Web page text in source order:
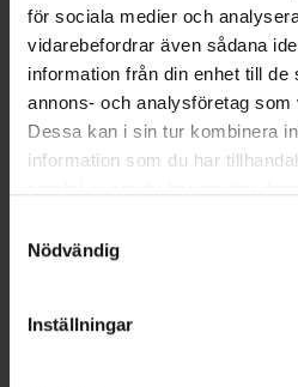
för sociala medier och
vidarebefordrar även sådana
information från din enhet till de
annons- och analysföretag
Dessa kan i sin tur kombinera
information som du har
återkalla ditt samtycke via
cookieinställningar. Ett
lagligheten av behandling som
Nödvändig
Inställningar
Läs alltid
användning.
EAN:07046260835344